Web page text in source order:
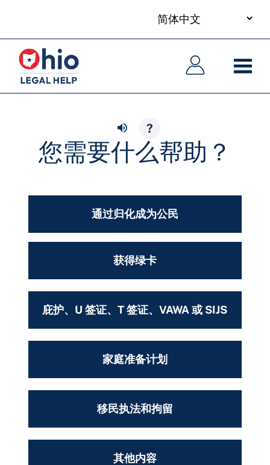
main
content
language
主
导
航
主
导
航
?
您需要什么帮助？
通过归化成为公民
获得绿卡
庇护、U 签证、T 签证、VAWA 或 SIJS
家庭准备计划
移民执法和拘留
其他内容